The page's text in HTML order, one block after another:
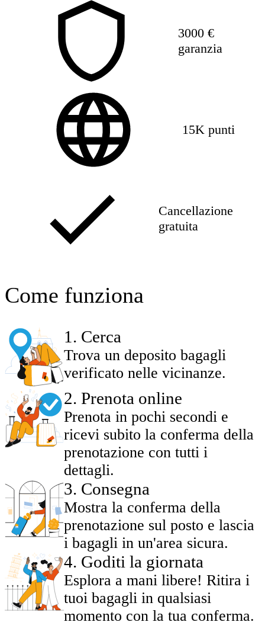
3000 €
garanzia
15K punti
Cancellazione
gratuita
Come funziona
1 . Cerca
Trova un deposito bagagli
verificato nelle vicinanze.
2. Prenota online
Prenota in pochi secondi e
ricevi subito la conferma della
prenotazione con tutti i
dettagli.
3. Consegna
Mostra la conferma della
prenotazione sul posto e lascia
i bagagli in un'area sicura.
4. Goditi la giornata
Esplora a mani libere! Ritira i
tuoi bagagli in qualsiasi
momento con la tua conferma.